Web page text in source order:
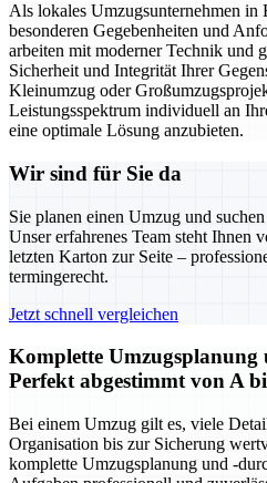
Als lokales Umzugsunternehmen in
besonderen Gegebenheiten und
arbeiten mit moderner Technik und
Sicherheit und Integrität Ihrer
Kleinumzug oder
Leistungsspektrum individuell an
eine optimale Lösung anzubieten.
Wir sind für Sie da
Sie planen einen Umzug und
Unser erfahrenes Team steht Ihnen
letzten Karton zur Seite –
termingerecht.
Jetzt schnell vergleichen
Komplette
Perfekt abgestimmt von A
Bei einem Umzug gilt es, viele
Organisation bis zur Sicherung
komplette Umzugsplanung und -